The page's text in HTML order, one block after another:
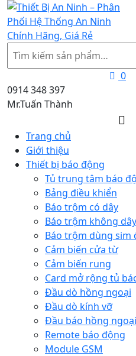
Tìm
kiếm
0
0914 348 397
Mr.Tuấn Thành
Trang chủ
Giới thiệu
Thiết bị báo động
Tủ trung tâm báo
Bảng điều khiển
Báo trộm có dây
Báo trộm không dây
Báo trộm dùng sim
Cảm biến cửa từ
Cảm biến rung
Card mở rộng tủ
Đầu dò hồng ngoại
Đầu dò kính vỡ
Đầu báo hồng
Remote báo động
Module GSM